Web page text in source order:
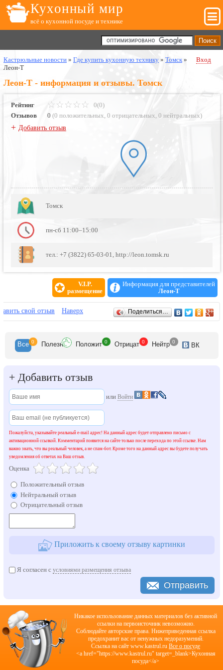
Кухонный мир
всё о кухонной посуде и технике
Кастрюльные новости » Где купить кухонную технику » Томск»
Леон-Т
Вход
Леон-Т - информация и отзывы. Томск
Рейтинг
0(0)
Отзывов
0 (0 положительных, 0 отрицательных, 0 нейтральных)
+ Добавить отзыв
Томск
пн-сб 11:00–15:00
тел.: +7 (3822) 65-03-01, http://leon.tomsk.ru
V.I.P.
размещение
Информация для представителей
Леон-Т
Отзывы
свой отзыв Наверх Поделиться…
Все 0 Полезн Положит 0 Отрицат 0 Нейтр 0 ВК
+ Добавить отзыв
или Войти
Пожалуйста, указывайте реальный e-mail адрес! На данный адрес будет отправлено письмо с
активационной ссылкой. Комментарий появится на сайте только после перехода по этой ссылке. Нам
важно знать, что вы реальный человек, а не спам-бот. Кроме того на данный адрес вы будете получать
уведомления об ответах на Ваш отзыв.
Оценка
Положительный отзыв
Нейтральный отзыв
Отрицательный отзыв
Приложить к своему отзыву картинки
Я согласен с условиями размещения отзыва
Отправить
Никакое использование данных материалов без активной
ссылки на первоисточник невозможно.
Соблюдайте авторские права. Нижеприведенная ссылка
предохранит вас от ненужных недоразумений.
Cсылка на сайт www.kastrul.ru Все о посуде
<a href="https://www.kastrul.ru" target=_blank>Кухонная
посуда</a>